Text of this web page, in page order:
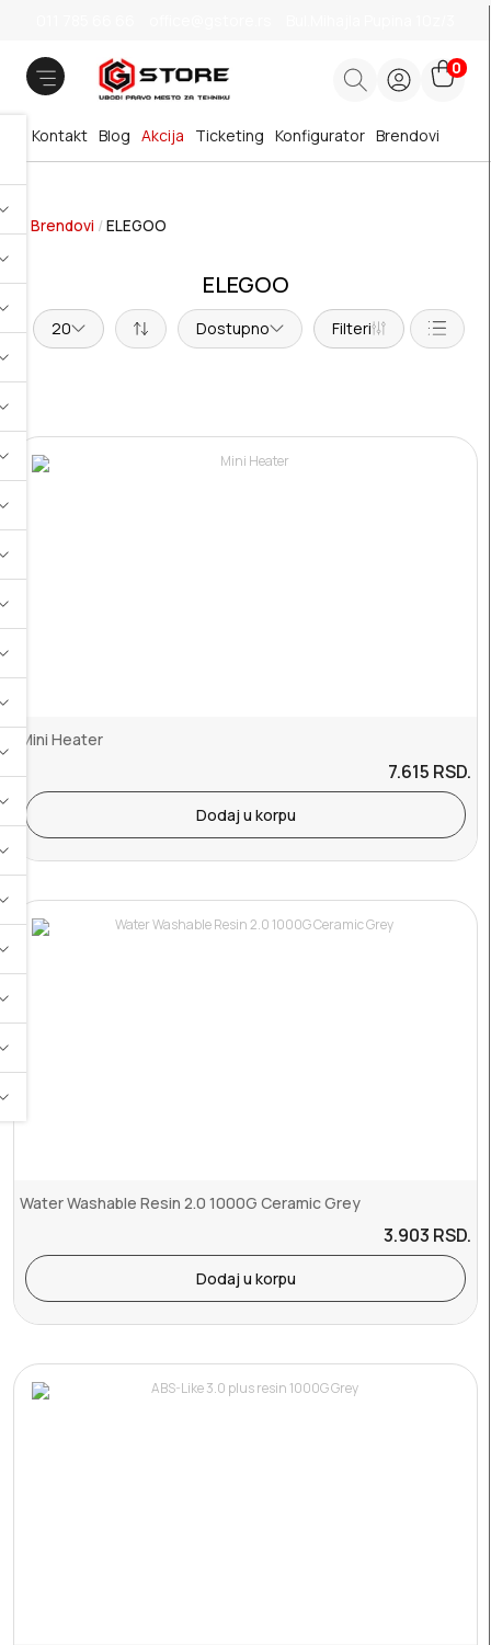
0
Brendovi
Blog Akcija
Kontakt Ticketing Konfigurator
Brendovi /ELEGOO
ELEGOO
20 Dostupno Filteri
Mini Heater
7.615 RSD.
Dodaj u korpu
Water Washable Resin 2.0 1000G Ceramic Grey
3.903 RSD.
Dodaj u korpu